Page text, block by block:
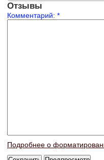
Отзывы
Комментарий: *
Подробнее о